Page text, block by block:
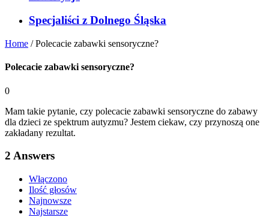
Specjaliści z Dolnego Śląska
Home /Polecacie zabawki sensoryczne?
Polecacie zabawki sensoryczne?
0
Mam takie pytanie, czy polecacie zabawki sensoryczne do zabawy
dla dzieci ze spektrum autyzmu? Jestem ciekaw, czy przynoszą one
zakładany rezultat.
2 Answers
Włączono
Ilość głosów
Najnowsze
Najstarsze